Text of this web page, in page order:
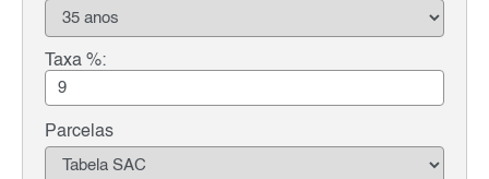
Taxa %:
Parcelas